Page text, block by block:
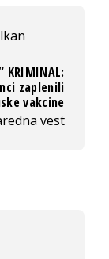
KRIMINAL:
zaplenili
vakcine
vest